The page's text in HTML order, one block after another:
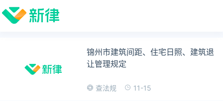
锦州市建筑间距、住宅日照、建筑退
让管理规定
查法规 11-15